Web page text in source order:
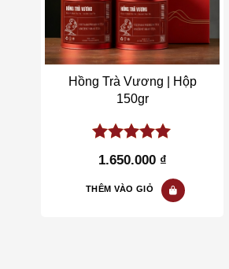
Hồng Trà Vương | Hộp
150gr
5.00out of
1.650.000 ₫
THÊM VÀO GIỎ